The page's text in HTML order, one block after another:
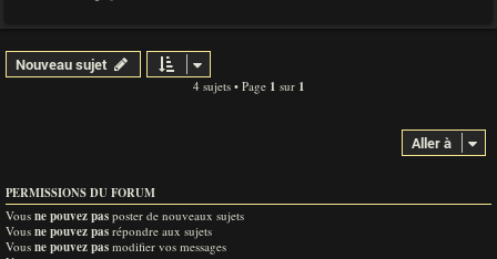
Nouveau sujet
4 sujets • Page 1 sur 1
Aller à
PERMISSIONS DU FORUM
Vous ne pouvez pas poster de nouveaux sujets
Vous ne pouvez pas répondre aux sujets
Vous ne pouvez pas modifier vos messages